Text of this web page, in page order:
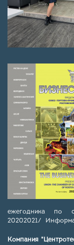
ежегодника по
20202021/
Компания